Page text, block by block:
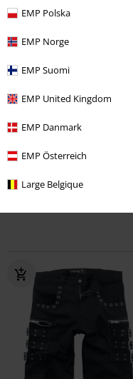
EMP Polska
EMP Norge
EMP Suomi
EMP United Kingdom
EMP Danmark
EMP Österreich
Large Belgique
-36%
TYLKO w EMP
od 280.42 zł
Dark Reptile
Jeansy